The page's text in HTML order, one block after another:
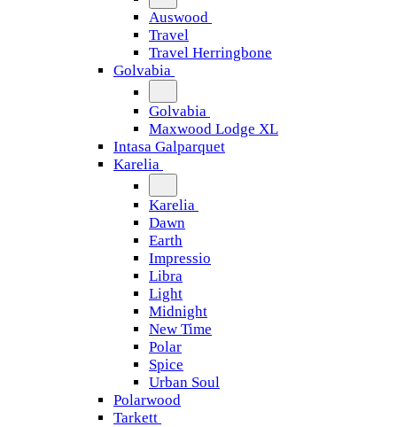
Auswood
Travel
Travel Herringbone
Golvabia
Golvabia
Maxwood Lodge XL
Intasa Galparquet
Karelia
Karelia
Dawn
Earth
Impressio
Libra
Light
Midnight
New Time
Polar
Spice
Urban Soul
Polarwood
Tarkett